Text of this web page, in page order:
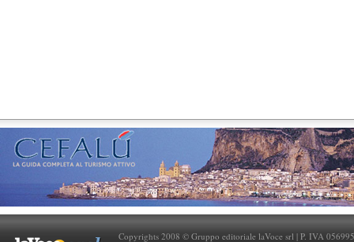
Copyrights 2008 © Gruppo editoriale laVoce srl | P. IVA